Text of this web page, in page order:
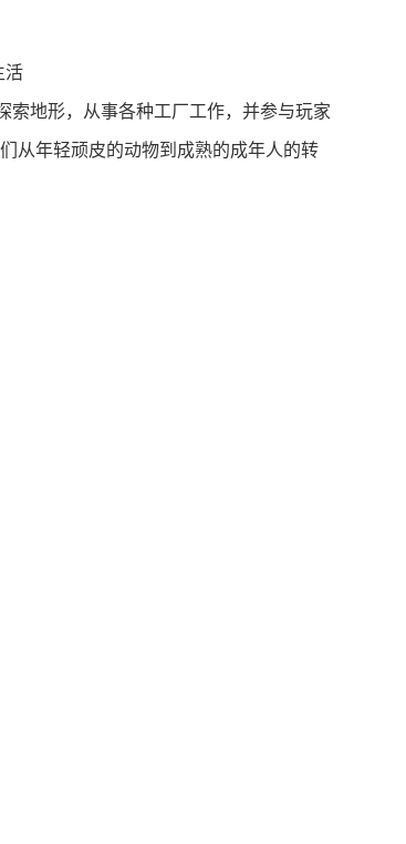
活
索地形，从事各种工厂工作，并参与玩家
从年轻顽皮的动物到成熟的成年人的转